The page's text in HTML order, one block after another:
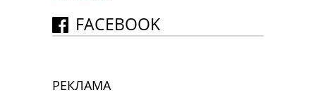
FACEBOOK
РЕКЛАМА